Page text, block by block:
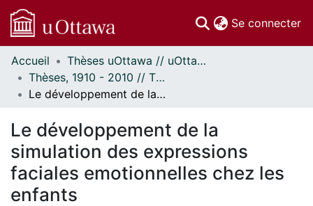
Se connecter
Communautés
et collections
Parcourir
À propos
Accueil
Thèses uOttawa // uOttawa Theses
Thèses, 1910 - 2010 // Theses, 1910 - 2010
Le développement de la simulation des expressions faciales emotionnelles chez les enfants
Le développement de la
simulation des expressions
faciales emotionnelles chez les
enfants